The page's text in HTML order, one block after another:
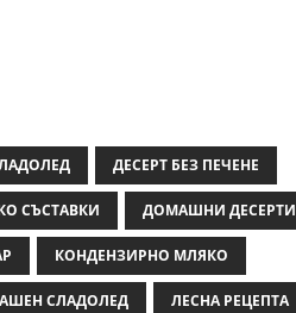
ДЕСЕРТ БЕЗ ПЕЧЕНЕ
СЪСТАВКИ ДОМАШНИ ДЕСЕРТИ
КОНДЕНЗИРНО МЛЯКО
СЛАДОЛЕД ЛЕСНА РЕЦЕПТА